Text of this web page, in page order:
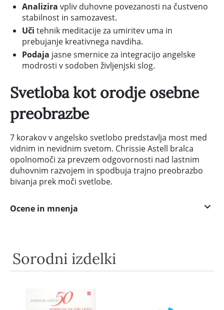
Analizira vpliv duhovne povezanosti na čustveno
stabilnost in samozavest.
Uči tehnik meditacije za umiritev uma in
prebujanje kreativnega navdiha.
Podaja jasne smernice za integracijo angelske
modrosti v sodoben življenjski slog.
Svetloba kot orodje osebne
preobrazbe
7 korakov v angelsko svetlobo predstavlja most med
vidnim in nevidnim svetom. Chrissie Astell bralca
opolnomoči za prevzem odgovornosti nad lastnim
duhovnim razvojem in spodbuja trajno preobrazbo
bivanja prek moči svetlobe.
Ocene in mnenja
Sorodni izdelki